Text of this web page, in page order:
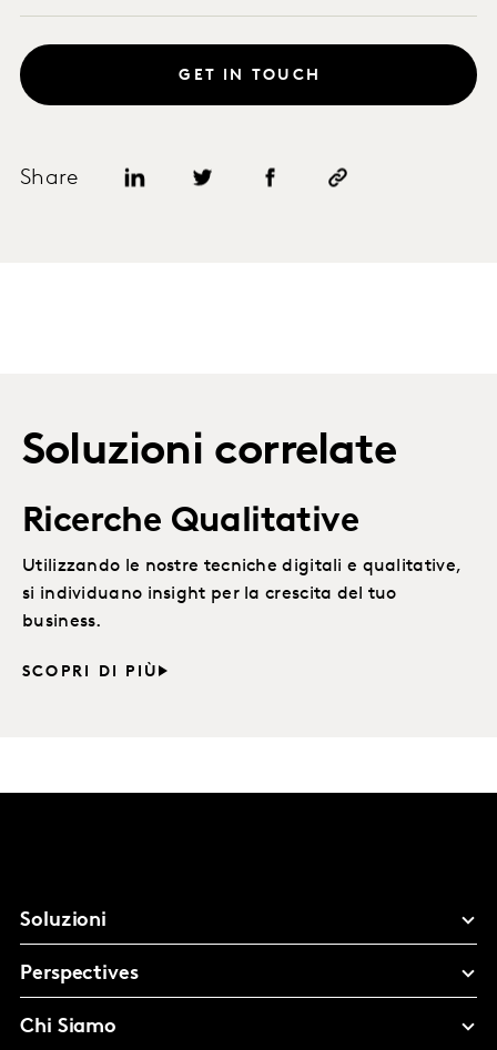
Share
GET IN TOUCH
Soluzioni correlate
Ricerche Qualitative
Utilizzando le nostre tecniche digitali e qualitative,
si individuano insight per la crescita del tuo
business.
SCOPRI DI PIÙ
Soluzioni
Perspectives
Chi Siamo